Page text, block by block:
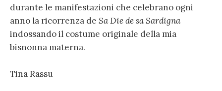
durante le manifestazioni che celebrano ogni
anno la ricorrenza de Sa Die de sa Sardigna
indossando il costume originale della mia
bisnonna materna.
Tina Rassu